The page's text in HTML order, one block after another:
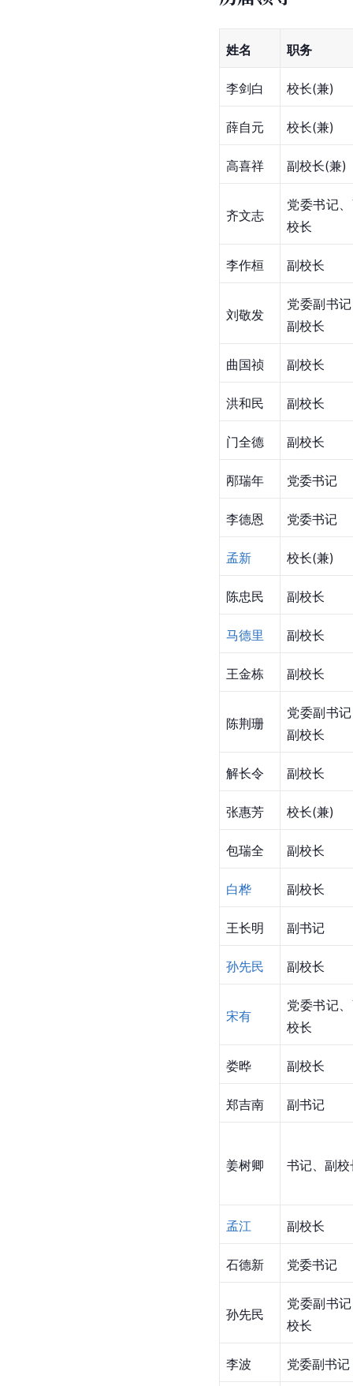
姓名 职务
李剑白 校长(兼)
薛自元 校长(兼)
高喜祥 副校长(兼)
齐文志
党委书记
校长
李作桓 副校长
刘敬发
党委副书
副校长
曲国祯 副校长
洪和民 副校长
门全德 副校长
邴瑞年 党委书记
李德恩 党委书记
孟新 校长(兼)
陈忠民 副校长
马德里 副校长
王金栋 副校长
陈荆珊
党委副书
副校长
解长令 副校长
张惠芳 校长(兼)
包瑞全 副校长
白桦 副校长
王长明 副书记
孙先民 副校长
宋有
党委书记
校长
娄晔 副校长
郑吉南 副书记
姜树卿 书记、副校
孟江 副校长
石德新 党委书记
孙先民
党委副书
校长
李波 党委副书记